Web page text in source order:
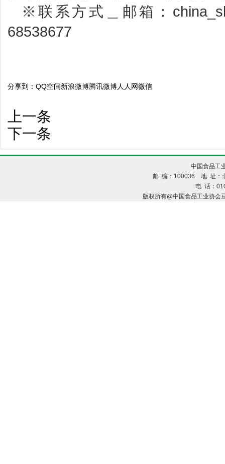
※联系方式＿邮箱：
68538677
分享到： QQ空间新浪微博腾讯微博人人网微信
上一条
下一条
中国食品工
邮 编：100036 地 址：
电 话：
版权所有@中国食品工业协